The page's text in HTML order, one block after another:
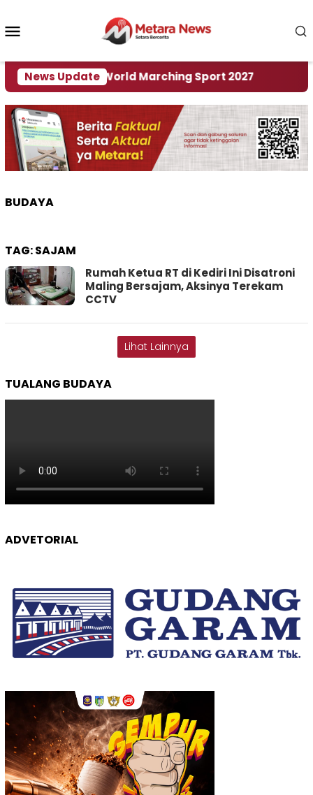
konten
News Update
Rumah World Marching Sport 2027
BUDAYA
TAG:SAJAM
Rumah Ketua RT di Kediri Ini Disatroni
Maling Bersajam, Aksinya Terekam
CCTV
Lihat Lainnya
TUALANG BUDAYA
ADVETORIAL